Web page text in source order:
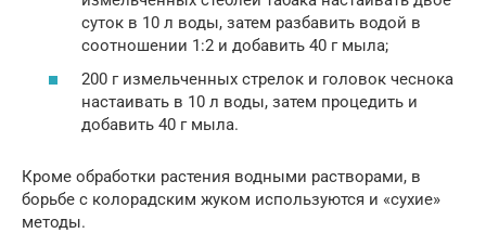
суток в 10 л воды, затем разбавить водой в
соотношении 1:2 и добавить 40 г мыла;
200 г измельченных стрелок и головок чеснока
настаивать в 10 л воды, затем процедить и
добавить 40 г мыла.
Кроме обработки растения водными растворами, в
борьбе с колорадским жуком используются и «сухие»
методы.